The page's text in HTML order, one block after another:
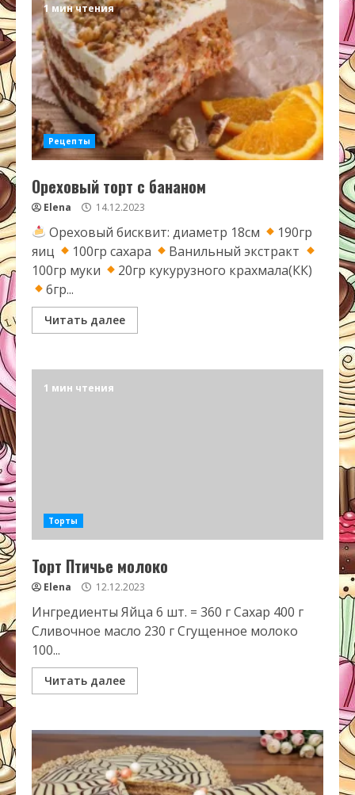
1 мин чтения
Рецепты
Ореховый торт с бананом
Elena 14.12.2023
Ореховый бисквит: диаметр 18см
190гр
яиц
100гр сахара
Ванильный экстракт
100гр муки
20гр кукурузного крахмала(КК)
6гр...
Читать далее
1 мин чтения
Торты
Торт Птичье молоко
Elena 12.12.2023
Ингредиенты Яйца 6 шт. = 360 г Сахар 400 г
Сливочное масло 230 г Сгущенное молоко
100...
Читать далее